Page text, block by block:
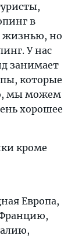
в
жизнью, но
У нас
занимает
которые
мы можем
хорошее
кроме
Европа,